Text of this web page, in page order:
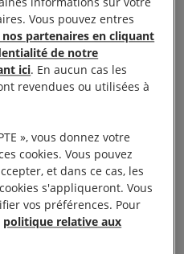
temporaire prise pour
de la Cour suprême et
niveau national avant
manière définitive, la
le pas à laGambie
sur son retrait du Statut
Vous pouvez entres
partenaires en cliquant
de notre
ici. En aucun cas les
revendues ou utilisées à
», vous donnez votre
cookies. Vous pouvez
et dans ce cas, les
s'appliqueront. Vous
vos préférences. Pour
politique relative aux